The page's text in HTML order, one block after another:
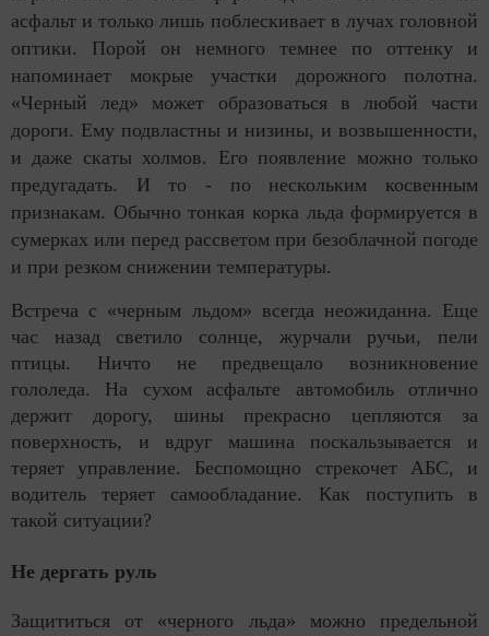
асфальт и только лишь поблескивает в лучах головной
оптики. Порой он немного темнее по оттенку и
напоминает мокрые участки дорожного полотна.
«Черный лед» может образоваться в любой части
дороги. Ему подвластны и низины, и возвышенности,
и даже скаты холмов. Его появление можно только
предугадать. И то - по нескольким косвенным
признакам. Обычно тонкая корка льда формируется в
сумерках или перед рассветом при безоблачной погоде
и при резком снижении температуры.
Встреча с «черным льдом» всегда неожиданна. Еще
час назад светило солнце, журчали ручьи, пели
птицы. Ничто не предвещало возникновение
гололеда. На сухом асфальте автомобиль отлично
держит дорогу, шины прекрасно цепляются за
поверхность, и вдруг машина поскальзывается и
теряет управление. Беспомощно стрекочет АБС, и
водитель теряет самообладание. Как поступить в
такой ситуации?
Не дергать руль
Защититься от «черного льда» можно предельной